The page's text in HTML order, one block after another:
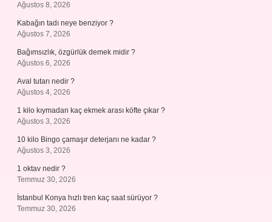
Ağustos 8, 2026
Kabağın tadı neye benziyor ?
Ağustos 7, 2026
Bağımsızlık, özgürlük demek midir ?
Ağustos 6, 2026
Aval tutarı nedir ?
Ağustos 4, 2026
1 kilo kıymadan kaç ekmek arası köfte çıkar ?
Ağustos 3, 2026
10 kilo Bingo çamaşır deterjanı ne kadar ?
Ağustos 3, 2026
1 oktav nedir ?
Temmuz 30, 2026
İstanbul Konya hızlı tren kaç saat sürüyor ?
Temmuz 30, 2026